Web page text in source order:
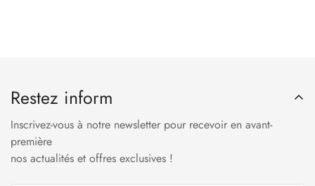
Restez inform
Inscrivez-vous à notre newsletter pour recevoir en avant-
première
nos actualités et offres exclusives !